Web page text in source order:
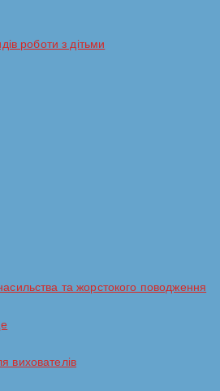
роботи з дітьми
та жорстокого поводження
вихователів